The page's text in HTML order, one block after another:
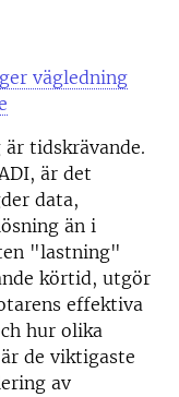
vägledning
tidskrävande.
är det
data,
än i
"lastning"
körtid, utgör
effektiva
hur olika
de viktigaste
av